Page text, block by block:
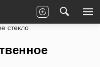
партнеров
стекло